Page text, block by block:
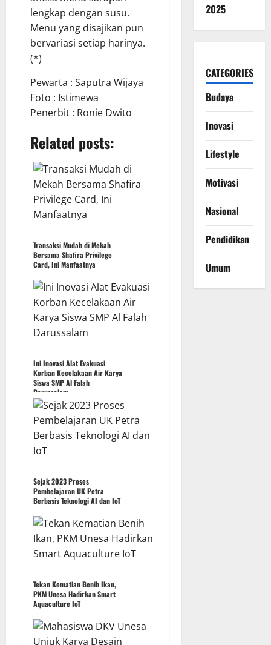
lengkap dengan susu.
Menu yang disajikan pun
bervariasi setiap harinya.
(*)
Pewarta : Saputra Wijaya
Foto : Istimewa
Penerbit : Ronie Dwito
Related posts:
Transaksi Mudah di Mekah
Bersama Shafira Privilege
Card, Ini Manfaatnya
Ini Inovasi Alat Evakuasi
Korban Kecelakaan Air Karya
Siswa SMP Al Falah
Darussalam
Sejak 2023 Proses
Pembelajaran UK Petra
Berbasis Teknologi AI dan IoT
Tekan Kematian Benih Ikan,
PKM Unesa Hadirkan Smart
Aquaculture IoT
2025
CATEGORIES
Budaya
Inovasi
Lifestyle
Motivasi
Nasional
Pendidikan
Umum